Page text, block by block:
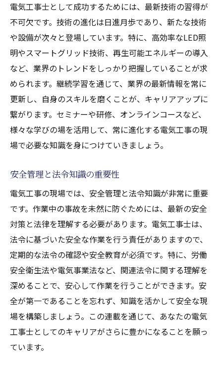
電気工事士として成功するためには、最新技術の習得が
不可欠です。技術の進化は日進月歩であり、新たな技術
や設備が次々と登場しています。特に、高効率なLED照
明やスマートグリッド技術、再生可能エネルギーの導入
など、業界のトレンドをしっかり把握していることが求
められます。継続学習を通じて、業界の最新情報を常に
更新し、自身のスキルを磨くことが、キャリアアップに
繋がります。セミナーや研修、オンラインコースなど、
様々な学びの場を活用して、常に進化する電気工事の現
場で必要な知識を身につけていきましょう。
安全管理と法令知識の重要性
電気工事の現場では、安全管理と法令知識が非常に重要
です。作業中の事故を未然に防ぐためには、最新の安全
対策と法律を理解する必要があります。電気工事士は、
法令に基づいた安全な作業を行う責任がありますので、
定期的な法令の確認や安全教育が必須です。特に、労働
安全衛生法や電気事業法など、関連法令に関する理解を
深めることで、安心して作業を行うことができます。安
全が第一であることを忘れず、知識を活かして安全な現
場を構築しましょう。この連載を通じて、あなたの電気
工事士としてのキャリアがさらに豊かになることを願っ
ています。